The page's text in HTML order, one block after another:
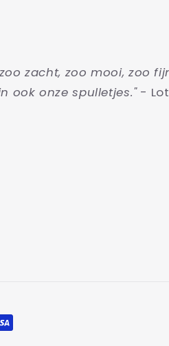
zacht, zoo mooi, zoo
ook onze spulletjes."-